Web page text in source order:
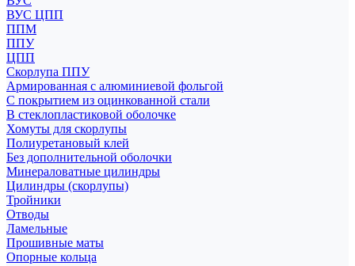
ВУС ЦПП
ППМ
ППУ
ЦПП
Скорлупа ППУ
Армированная с алюминиевой фольгой
С покрытием из оцинкованной стали
В стеклопластиковой оболочке
Хомуты для скорлупы
Полиуретановый клей
Без дополнительной оболочки
Минераловатные цилиндры
Цилиндры (скорлупы)
Тройники
Отводы
Ламельные
Прошивные маты
Опорные кольца